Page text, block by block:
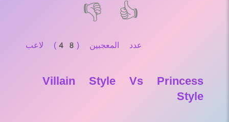
👍
👎
عدد المعجبين (48) لاعب
Villain Style Vs Princess
Style